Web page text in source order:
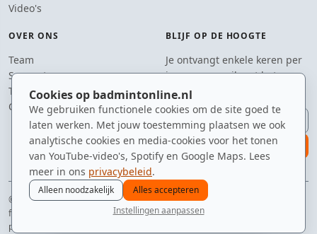
Cookies op badmintonline.nl
We gebruiken functionele cookies om de site goed te
laten werken. Met jouw toestemming plaatsen we ook
analytische cookies en media-cookies voor het tonen
van YouTube-video's, Spotify en Google Maps. Lees
meer in ons privacybeleid.
Alleen noodzakelijk
Alles accepteren
Instellingen aanpassen
Video's
OVER ONS
Team
Supporters
Tip de redactie
Contact
BLIJF OP DE HOOGTE
Je ontvangt enkele keren per
jaar een e-mail met het
laatste badmintonnieuws.
E-mailadres
aanmelden
© 2010–2026 badmintonline.nl · gemaakt met een nét te enthousiaste
forehand
privacy
spelers ranglijst zomer